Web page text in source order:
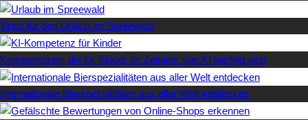
Tipps für den Urlaub im Spreewald
Kompetenzen, die für Kinder im Zeitalter von KI wichtig sind
Internationale Bierspezialitäten aus aller Welt entdecken